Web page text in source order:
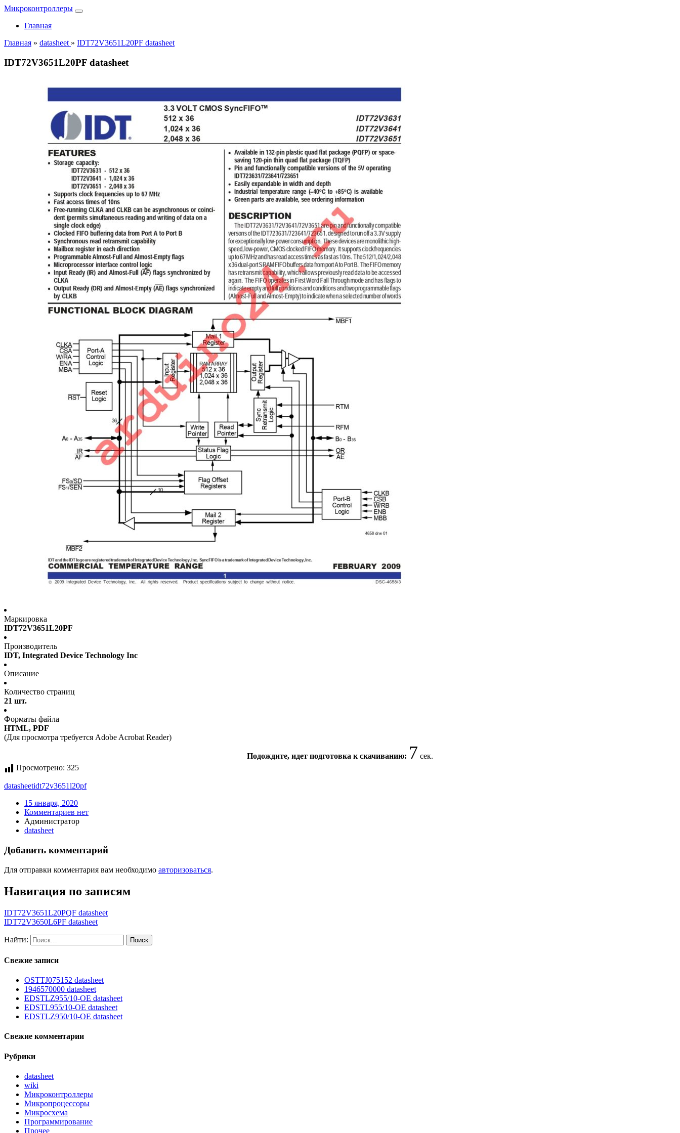
Микроконтроллеры
Главная
Главная » datasheet » IDT72V3651L20PF datasheet
IDT72V3651L20PF datasheet
Маркировка
IDT72V3651L20PF
Производитель
IDT, Integrated Device Technology Inc
Описание
Количество страниц
21 шт.
Форматы файла
HTML, PDF
(Для просмотра требуется Adobe Acrobat Reader)
Подождите, идет подготовка к скачиванию: 6 сек.
Просмотрено: 325
datasheetidt72v3651l20pf
15 января, 2020
Комментариев нет
Администратор
datasheet
Добавить комментарий
Для отправки комментария вам необходимо авторизоваться.
Навигация по записям
IDT72V3651L20PQF datasheet
IDT72V3650L6PF datasheet
Найти:
Свежие записи
OSTTJ075152 datasheet
1946570000 datasheet
EDSTLZ955/10-OE datasheet
EDSTL955/10-OE datasheet
EDSTLZ950/10-OE datasheet
Свежие комментарии
Рубрики
datasheet
wiki
Микроконтроллеры
Микропроцессоры
Микросхема
Программирование
Прочее